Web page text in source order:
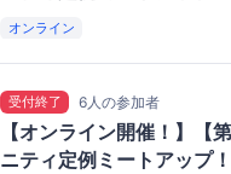
オンライン
受付終了 6人の参加者
【オンライン開催！】
ニティ定例ミートアップ